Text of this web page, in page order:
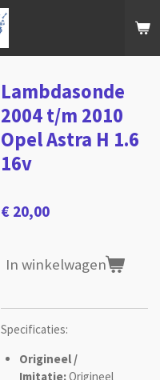
Lambdasonde
2004 t/m 2010
Opel Astra H 1.6
16v
€ 20,00
In winkelwagen
Specificaties:
Origineel /
Imitatie:Origineel